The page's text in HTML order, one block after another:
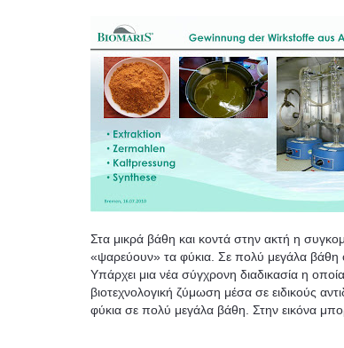
Στα μικρά βάθη και κοντά στην ακτή η
«ψαρεύουν» τα φύκια. Σε πολύ μεγάλα βάθη οι
Υπάρχει μια νέα σύγχρονη διαδικασία η
βιοτεχνολογική ζύμωση μέσα σε ειδικούς
φύκια σε πολύ μεγάλα βάθη. Στην εικόνα